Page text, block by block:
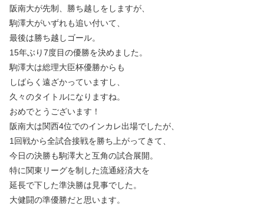
阪南大が先制、勝ち越しをしますが、
駒澤大がいずれも追い付いて、
最後は勝ち越しゴール。
15年ぶり7度目の優勝を決めました。
駒澤大は総理大臣杯優勝からも
しばらく遠ざかっていますし、
久々のタイトルになりますね。
おめでとうございます！
阪南大は関西4位でのインカレ出場でしたが、
1回戦から全試合接戦を勝ち上がってきて、
今日の決勝も駒澤大と互角の試合展開。
特に関東リーグを制した流通経済大を
延長で下した準決勝は見事でした。
大健闘の準優勝だと思います。